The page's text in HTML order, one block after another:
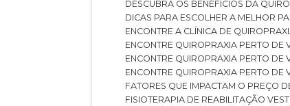
DESCUBRA OS BENEFÍCIOS DA
DICAS PARA ESCOLHER A MELHOR
ENCONTRE A CLÍNICA DE
ENCONTRE QUIROPRAXIA PERTO DE
ENCONTRE QUIROPRAXIA PERTO
ENCONTRE QUIROPRAXIA PERTO
FATORES QUE IMPACTAM O PREÇO
FISIOTERAPIA DE REABILITAÇÃO